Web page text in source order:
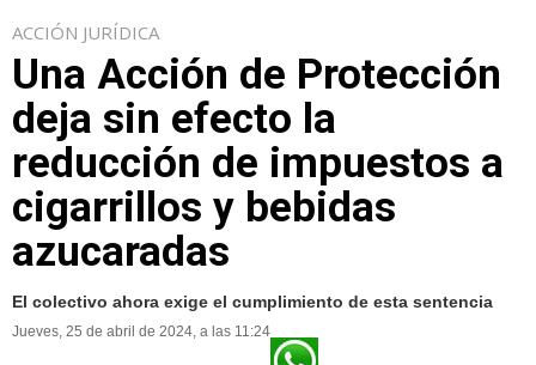
ACCIÓN JURÍDICA
Una Acción de Protección
deja sin efecto la
reducción de impuestos a
cigarrillos y bebidas
azucaradas
El colectivo ahora exige el cumplimiento de esta sentencia
Jueves, 25 de abril de 2024, a las 11:24